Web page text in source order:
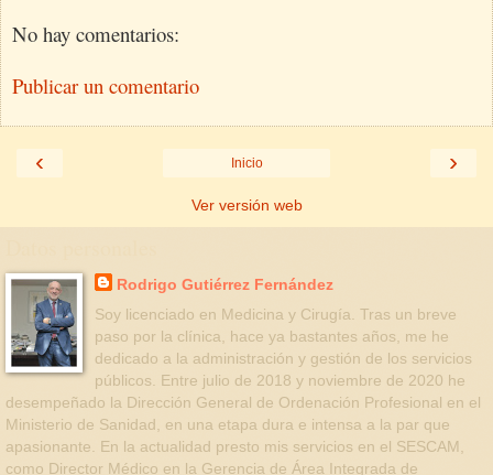
No hay comentarios:
Publicar un comentario
‹ ›
Inicio
Ver versión web
Rodrigo Gutiérrez Fernández
Soy licenciado en Medicina y Cirugía. Tras un breve
paso por la clínica, hace ya bastantes años, me he
dedicado a la administración y gestión de los servicios
públicos. Entre julio de 2018 y noviembre de 2020 he
desempeñado la Dirección General de Ordenación Profesional en el
Ministerio de Sanidad, en una etapa dura e intensa a la par que
apasionante. En la actualidad presto mis servicios en el SESCAM,
como Director Médico en la Gerencia de Área Integrada de